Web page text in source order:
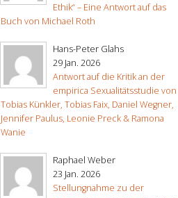
Ethik“ – Eine Antwort auf das
Buch von Michael Roth
Hans-Peter Glahs
29 Jan. 2026
Antwort auf die Kritik an der
empirica Sexualitätsstudie von
Tobias Künkler, Tobias Faix, Daniel Wegner,
Jennifer Paulus, Leonie Preck & Ramona
Wanie
Raphael Weber
23 Jan. 2026
Stellungnahme zu der